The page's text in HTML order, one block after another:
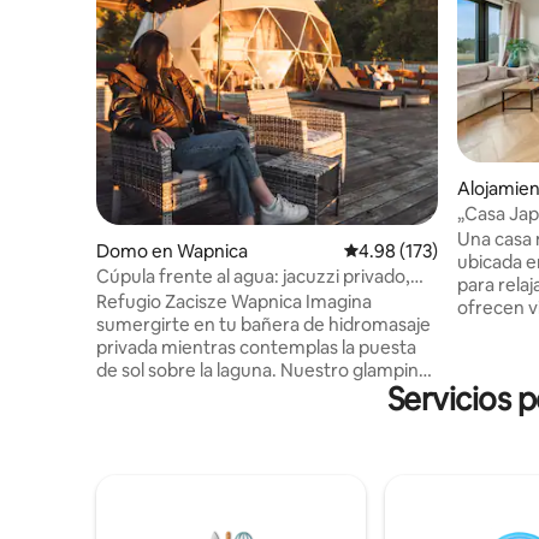
Domo en Wapnica Calificación promedio:
4.98 (173)
Cúpula frente al agua: jacuzzi privado,
sauna, atardecer
Refugio Zacisze Wapnica Imagina
sumergirte en tu bañera de hidromasaje
privada mientras contemplas la puesta
de sol sobre la laguna. Nuestro glamping
interiores encantadores. Perfecto para
„Casa
Una
ubicada
para
ofrecen
Una
Servicios